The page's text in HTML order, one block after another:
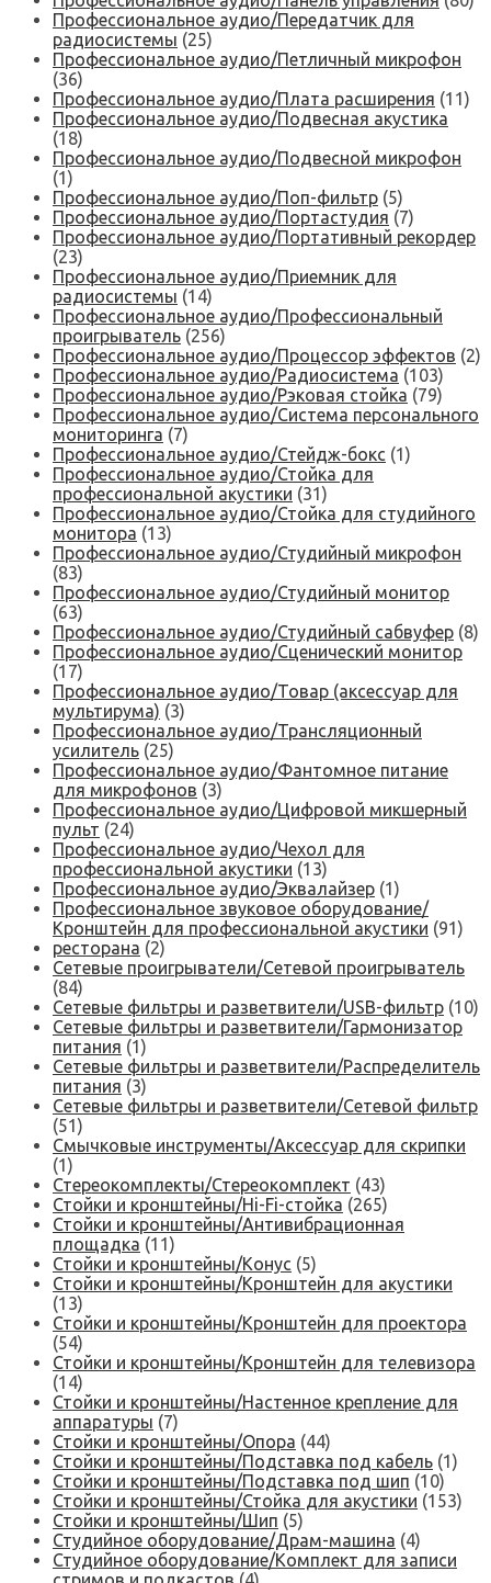
Профессиональное аудио/Передатчик для
радиосистемы (25)
Профессиональное аудио/Петличный микрофон
(36)
Профессиональное аудио/Плата расширения (11)
Профессиональное аудио/Подвесная акустика
(18)
Профессиональное аудио/Подвесной микрофон
(1)
Профессиональное аудио/Поп-фильтр (5)
Профессиональное аудио/Портастудия (7)
Профессиональное аудио/Портативный рекордер
(23)
Профессиональное аудио/Приемник для
радиосистемы (14)
Профессиональное аудио/Профессиональный
проигрыватель (256)
Профессиональное аудио/Процессор эффектов (2)
Профессиональное аудио/Радиосистема (103)
Профессиональное аудио/Рэковая стойка (79)
Профессиональное аудио/Система персонального
мониторинга (7)
Профессиональное аудио/Стейдж-бокс (1)
Профессиональное аудио/Стойка для
профессиональной акустики (31)
Профессиональное аудио/Стойка для студийного
монитора (13)
Профессиональное аудио/Студийный микрофон
(83)
Профессиональное аудио/Студийный монитор
(63)
Профессиональное аудио/Студийный сабвуфер (8)
Профессиональное аудио/Сценический монитор
(17)
Профессиональное аудио/Товар (аксессуар для
мультирума) (3)
Профессиональное аудио/Трансляционный
усилитель (25)
Профессиональное аудио/Фантомное питание
для микрофонов (3)
Профессиональное аудио/Цифровой микшерный
пульт (24)
Профессиональное аудио/Чехол для
профессиональной акустики (13)
Профессиональное аудио/Эквалайзер (1)
Профессиональное звуковое оборудование/
Кронштейн для профессиональной акустики (91)
ресторана (2)
Сетевые проигрыватели/Сетевой проигрыватель
(84)
Сетевые фильтры и разветвители/USB-фильтр (10)
Сетевые фильтры и разветвители/Гармонизатор
питания (1)
Сетевые фильтры и разветвители/Распределитель
питания (3)
Сетевые фильтры и разветвители/Сетевой фильтр
(51)
Смычковые инструменты/Аксессуар для скрипки
(1)
Стереокомплекты/Стереокомплект (43)
Стойки и кронштейны/Hi-Fi-стойка (265)
Стойки и кронштейны/Антивибрационная
площадка (11)
Стойки и кронштейны/Конус (5)
Стойки и кронштейны/Кронштейн для акустики
(13)
Стойки и кронштейны/Кронштейн для проектора
(54)
Стойки и кронштейны/Кронштейн для телевизора
(14)
Стойки и кронштейны/Настенное крепление для
аппаратуры (7)
Стойки и кронштейны/Опора (44)
Стойки и кронштейны/Подставка под кабель (1)
Стойки и кронштейны/Подставка под шип (10)
Стойки и кронштейны/Стойка для акустики (153)
Стойки и кронштейны/Шип (5)
Студийное оборудование/Драм-машина (4)
Студийное оборудование/Комплект для записи